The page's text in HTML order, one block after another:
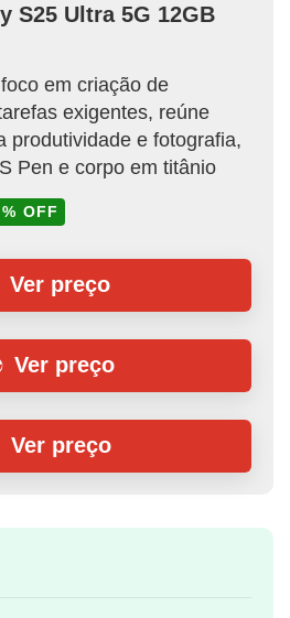
S25 Ultra 5G 12GB
em criação de
exigentes, reúne
produtividade e fotografia,
Pen e corpo em titânio
OFF
Ver preço
Ver preço
Ver preço